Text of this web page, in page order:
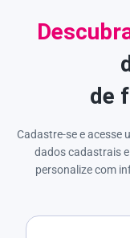
de
Cadastre-se e acesse
dados cadastrais
personalize com